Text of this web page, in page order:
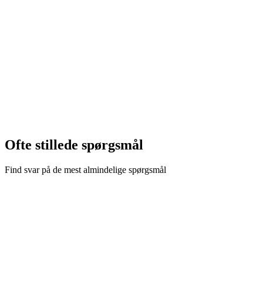
Ofte stillede spørgsmål
Find svar på de mest almindelige spørgsmål